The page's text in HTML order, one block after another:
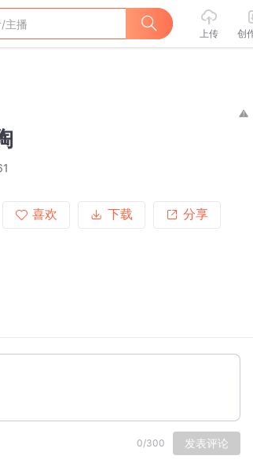
上传 创
喜欢
下载 分享
0/300 发表评论